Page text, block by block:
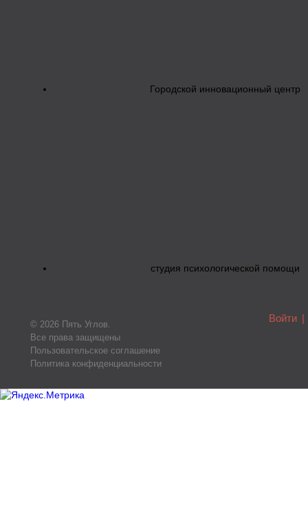
Городской инновационный центр
студия психологической помощи
© 2026 Пять Углов.
Все права защищены
Пользовательское соглашение
Политика конфиденциальности
Войти